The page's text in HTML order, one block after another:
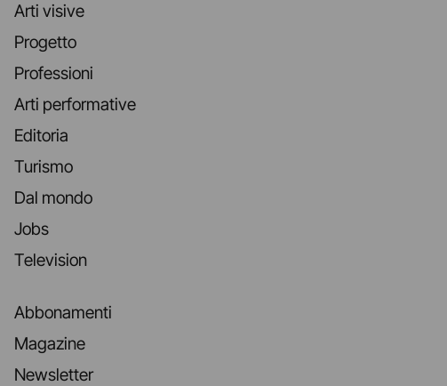
Arti visive
Progetto
Professioni
Arti performative
Editoria
Turismo
Dal mondo
Jobs
Television
Abbonamenti
Magazine
Newsletter